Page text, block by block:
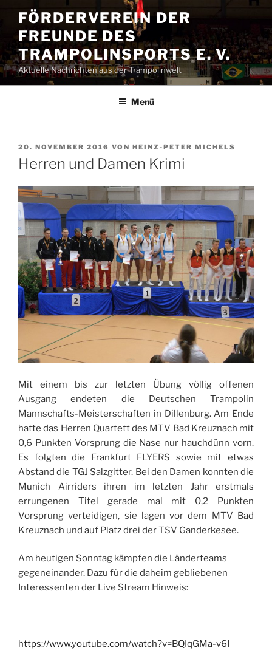
Inhalt
springen
FÖRDERVEREIN DER
FREUNDE DES
TRAMPOLINSPORTS E. V.
Aktuelle Nachrichten aus der Trampolinwelt
Menü
VERÖFFENTLICHT
AM
20. NOVEMBER 2016 VON HEINZ-PETER MICHELS
Herren und Damen Krimi
Mit einem bis zur letzten Übung völlig offenen
Ausgang endeten die Deutschen Trampolin
Mannschafts-Meisterschaften in Dillenburg. Am Ende
hatte das Herren Quartett des MTV Bad Kreuznach mit
0,6 Punkten Vorsprung die Nase nur hauchdünn vorn.
Es folgten die Frankfurt FLYERS sowie mit etwas
Abstand die TGJ Salzgitter. Bei den Damen konnten die
Munich Airriders ihren im letzten Jahr erstmals
errungenen Titel gerade mal mit 0,2 Punkten
Vorsprung verteidigen, sie lagen vor dem MTV Bad
Kreuznach und auf Platz drei der TSV Ganderkesee.
Am heutigen Sonntag kämpfen die Länderteams
gegeneinander. Dazu für die daheim gebliebenen
Interessenten der Live Stream Hinweis:
https://www.youtube.com/watch?v=BQIqGMa-v6I